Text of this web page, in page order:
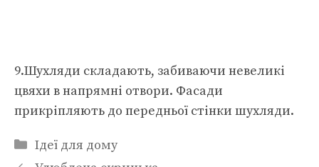
9.Шухляди складають, забиваючи невеликі
цвяхи в напрямні отвори. Фасади
прикріпляють до передньої стінки шухляди.
Категорії
Ідеї для дому